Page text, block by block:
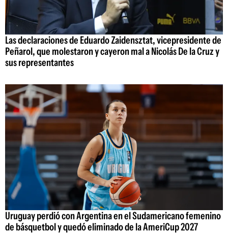
Las declaraciones de Eduardo Zaidensztat, vicepresidente de
Peñarol, que molestaron y cayeron mal a Nicolás De la Cruz y
sus representantes
Uruguay perdió con Argentina en el Sudamericano femenino
de básquetbol y quedó eliminado de la AmeriCup 2027